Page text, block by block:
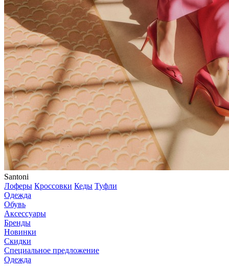
Santoni
Лоферы Кроссовки Кеды Туфли
Одежда
Обувь
Аксессуары
Бренды
Новинки
Скидки
Специальное предложение
Одежда